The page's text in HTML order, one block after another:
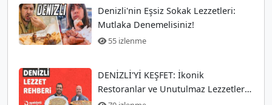
Denizli'nin Eşsiz Sokak Lezzetleri:
Mutlaka Denemelisiniz!
55 izlenme
DENİZLİ'Yİ KEŞFET: İkonik
Restoranlar ve Unutulmaz Lezzetler
Rehberi